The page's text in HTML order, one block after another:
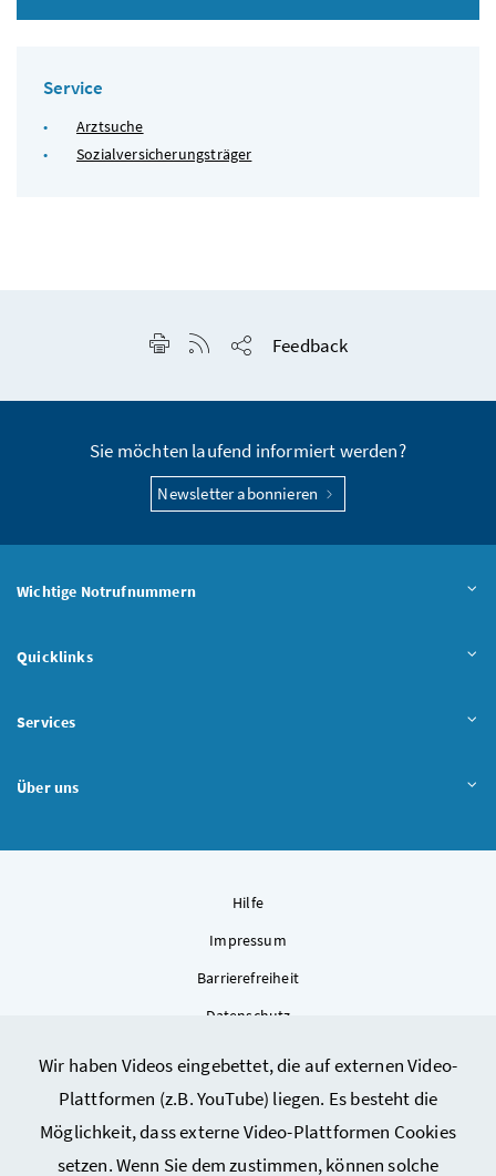
Wir haben Videos eingebettet, die auf externen Video-
Plattformen (z.B. YouTube) liegen. Es besteht die
Möglichkeit, dass externe Video-Plattformen Cookies
setzen. Wenn Sie dem zustimmen, können solche
Service
Arztsuche
Sozialversicherungsträger
Seite drucken
RSS-Feed anzeigen
Feedback
Sie möchten laufend informiert werden?
Newsletter abonnieren
Wichtige Notrufnummern
Quicklinks
Services
Über uns
Hilfe
Impressum
Barrierefreiheit
Datenschutz
Sitemap
Cookie-Einstellungen